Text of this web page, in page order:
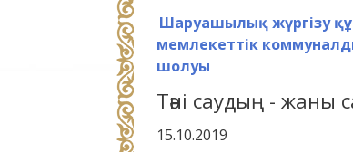
Шаруашылық жүргізу
мемлекеттік
шолуы
Тәні саудың - жаны
15.10.2019